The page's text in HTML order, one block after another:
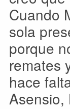
Cuando
sola
porque
remates
hace
Asensio,